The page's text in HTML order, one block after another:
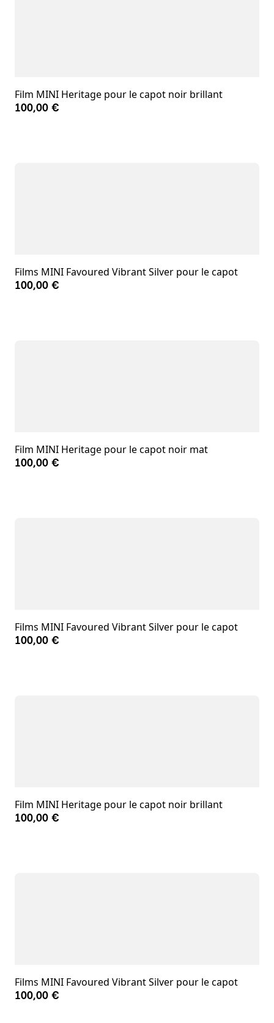
Film MINI Heritage pour le capot noir brillant
100,00 €
Films MINI Favoured Vibrant Silver pour le capot
100,00 €
Film MINI Heritage pour le capot noir mat
100,00 €
Films MINI Favoured Vibrant Silver pour le capot
100,00 €
Film MINI Heritage pour le capot noir brillant
100,00 €
Films MINI Favoured Vibrant Silver pour le capot
100,00 €